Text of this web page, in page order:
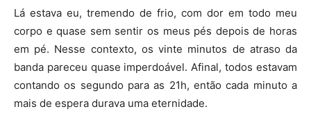
Lá estava eu, tremendo de frio, com dor em todo meu
corpo e quase sem sentir os meus pés depois de horas
em pé. Nesse contexto, os vinte minutos de atraso da
banda pareceu quase imperdoável. Afinal, todos estavam
contando os segundo para as 21h, então cada minuto a
mais de espera durava uma eternidade.